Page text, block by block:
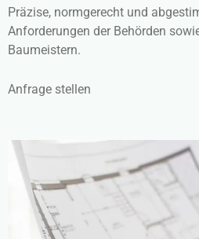
Präzise, normgerecht und
Anforderungen der Behörden
Baumeistern.
Anfrage stellen